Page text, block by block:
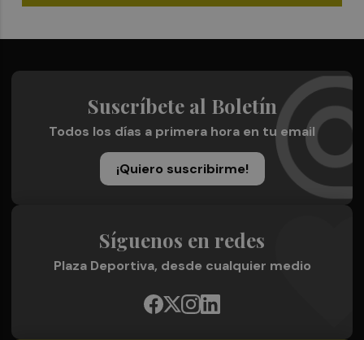
Suscríbete al Boletín
Todos los días a primera hora en tu email
¡Quiero suscribirme!
Síguenos en redes
Plaza Deportiva, desde cualquier medio